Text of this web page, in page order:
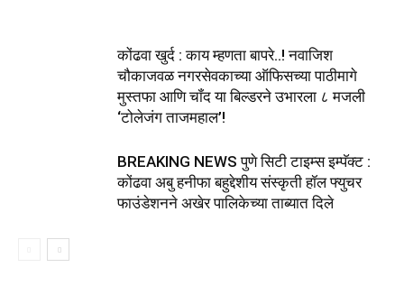
कोंढवा खुर्द : काय म्हणता बापरे..! नवाजिश
चौकाजवळ नगरसेवकाच्या ऑफिसच्या पाठीमागे
मुस्तफा आणि चॉंद या बिल्डरने उभारला ८ मजली
‘टोलेजंग ताजमहाल’!
BREAKING NEWS पुणे सिटी टाइम्स इम्पॅक्ट :
कोंढवा अबु हनीफा बहुद्देशीय संस्कृती हॉल फ्युचर
फाउंडेशनने अखेर पालिकेच्या ताब्यात दिले